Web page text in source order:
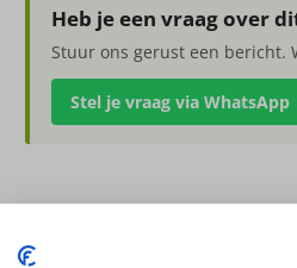
glam
105cm
aantal
Heb je een vraag over
Stuur ons gerust een bericht.
Stel je vraag via WhatsApp
zonder vaas, boeketten kunnen